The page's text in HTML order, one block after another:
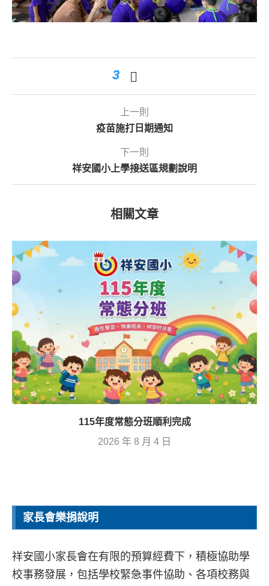
3
上一則
疫苗施打日期通知
下一則
祥安國小上學接送區規劃說明
相關文章
115年度常態分班順利完成
2026 年 8 月 4 日
家長會樂捐說明
祥安國小家長會在有限的預算經費下，積極協助學
校事務發展，包括學校緊急事件協助、各項校務與